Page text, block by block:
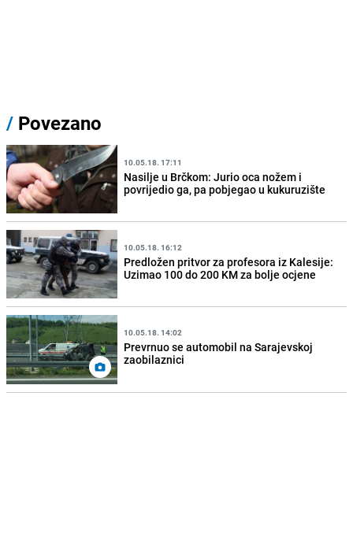
/ Povezano
10.05.18. 17:11
Nasilje u Brčkom: Jurio oca nožem i
povrijedio ga, pa pobjegao u kukuruzište
10.05.18. 16:12
Predložen pritvor za profesora iz Kalesije:
Uzimao 100 do 200 KM za bolje ocjene
10.05.18. 14:02
Prevrnuo se automobil na Sarajevskoj
zaobilaznici